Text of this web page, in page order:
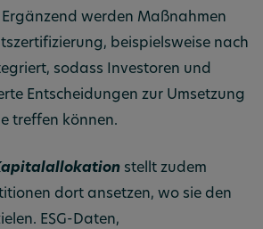
Ergänzend werden Maßnahmen
beispielsweise nach
sodass Investoren und
Entscheidungen zur Umsetzung
treffen können.
stellt zudem
dort ansetzen, wo sie den
ESG-Daten,